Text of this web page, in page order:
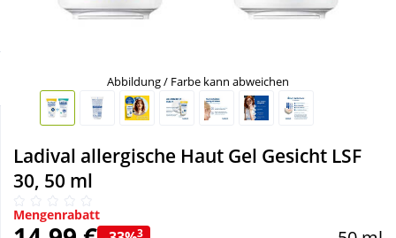
Täglich gut versorgt
Mutter & Kind
Nahrungsergänzung
Sanitätshaus
Abbildung / Farbe kann abweichen
Ladival allergische Haut Gel Gesicht LSF
30, 50 ml
Mengenrabatt
3